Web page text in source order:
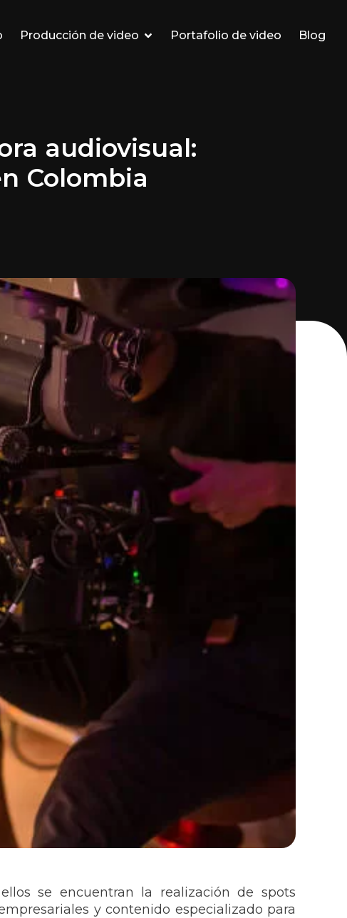
Producción de video Portafolio de video Blog
audiovisual:
Colombia
se encuentran la realización de spots
y contenido especializado para